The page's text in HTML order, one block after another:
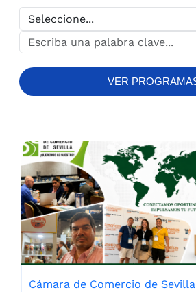
Cámara de Comercio de Sevilla